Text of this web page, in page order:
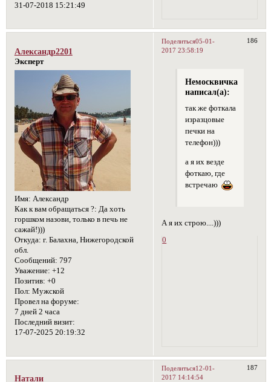
31-07-2018 15:21:49
Поделиться 186
05-01-
2017 23:58:19
Александр2201
Эксперт
Имя: Александр
Как к вам обращаться ?: Да хоть
горшком назови, только в печь не
сажай!)))
Откуда: г. Балахна, Нижегородской
обл.
Сообщений: 797
Уважение: +12
Позитив: +0
Пол: Мужской
Провел на форуме:
7 дней 2 часа
Последний визит:
17-07-2025 20:19:32
Немосквичка
написал(а):
так же фоткала
изразцовые
печки на
телефон)))
а я их везде
фоткаю, где
встречаю
А я их строю....)))
0
Поделиться 187
12-01-
2017 14:14:54
Натали